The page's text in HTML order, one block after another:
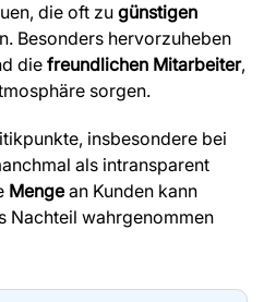
die oft zu günstigen
Besonders hervorzuheben
die freundlichen Mitarbeiter,
sorgen.
insbesondere bei
als intransparent
Mengean Kunden kann
Nachteil wahrgenommen